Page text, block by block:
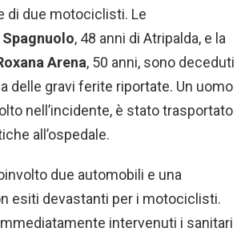
di due motociclisti. Le
Spagnuolo, 48 anni di Atripalda, e la
Arena, 50 anni, sono deceduti
delle gravi ferite riportate. Un uomo
nell’incidente, è stato trasportato
all’ospedale.
due automobili e una
esiti devastanti per i motociclisti.
intervenuti i sanitari